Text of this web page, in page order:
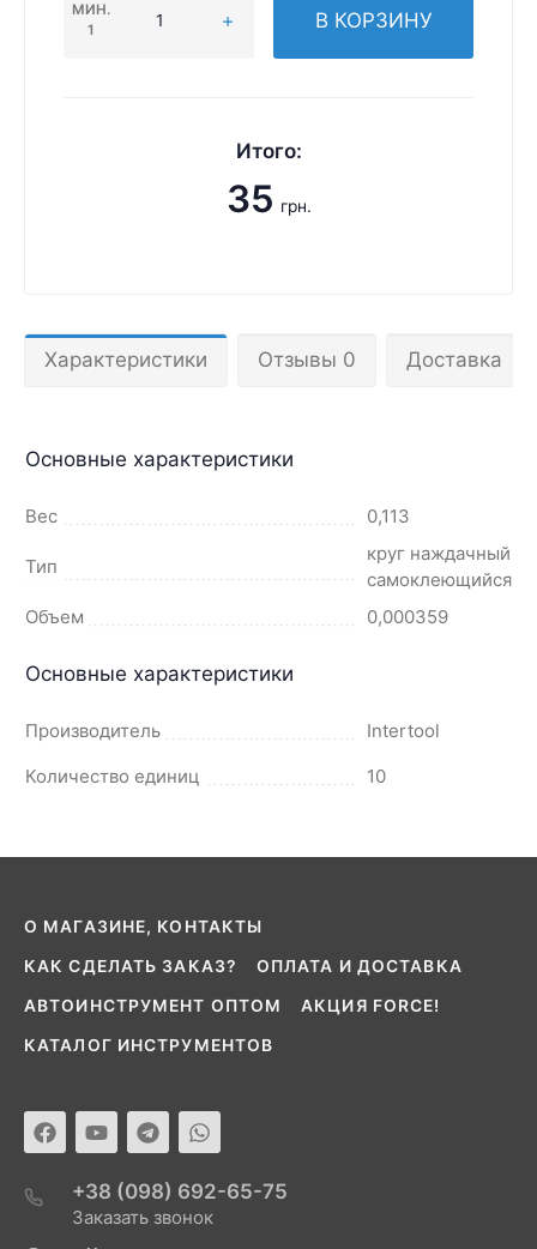
МИН.
1
В КОРЗИНУ
Итого:
35 грн.
Характеристики Отзывы 0 Доставка
Основные характеристики
Вес 0,113
Тип
круг наждачный
самоклеющийся
Объем
0,000359
Основные характеристики
Производитель
Intertool
Количество единиц
10
О МАГАЗИНЕ, КОНТАКТЫ
КАК СДЕЛАТЬ ЗАКАЗ? ОПЛАТА И ДОСТАВКА
АВТОИНСТРУМЕНТ ОПТОМ АКЦИЯ FORCE!
КАТАЛОГ ИНСТРУМЕНТОВ
+38 (098) 692-65-75
Заказать звонок